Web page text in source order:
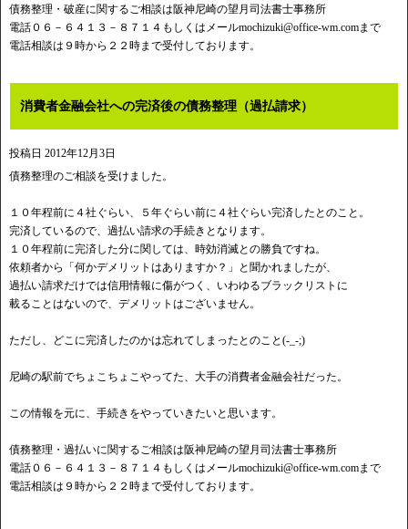
債務整理・破産に関するご相談は阪神尼崎の望月司法書士事務所
電話０６－６４１３－８７１４もしくはメールmochizuki@office-wm.comまで
電話相談は９時から２２時まで受付しております。
消費者金融会社への完済後の債務整理（過払請求）
投稿日 2012年12月3日
債務整理のご相談を受けました。
１０年程前に４社ぐらい、５年ぐらい前に４社ぐらい完済したとのこと。
完済しているので、過払い請求の手続きとなります。
１０年程前に完済した分に関しては、時効消滅との勝負ですね。
依頼者から「何かデメリットはありますか？」と聞かれましたが、
過払い請求だけでは信用情報に傷がつく、いわゆるブラックリストに
載ることはないので、デメリットはございません。
ただし、どこに完済したのかは忘れてしまったとのこと(-_-;)
尼崎の駅前でちょこちょこやってた、大手の消費者金融会社だった。
この情報を元に、手続きをやっていきたいと思います。
債務整理・過払いに関するご相談は阪神尼崎の望月司法書士事務所
電話０６－６４１３－８７１４もしくはメールmochizuki@office-wm.comまで
電話相談は９時から２２時まで受付しております。